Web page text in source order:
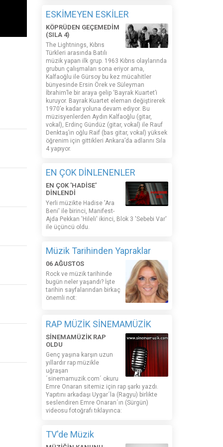
ESKİMEYEN ESKİLER
KÖPRÜDEN GEÇEMEDİM
(SILA 4)
The Lightnings, Kıbrıs
Türkleri arasında Batılı
müzik yapan ilk grup. 1963 Kıbrıs olaylarında
grubun çalışmaları sona eriyor ama,
Kalfaoğlu ile Gürsoy bu kez mücahitler
bünyesinde Ersin Örek ve Süleyman
İbrahim’le bir araya gelip ‘Bayrak Kuartet’i
kuruyor. Bayrak Kuartet eleman değiştirerek
1970’e kadar yoluna devam ediyor. Bu
müzisyenlerden Aydın Kalfaoğlu (gitar,
vokal), Erdinç Gündüz (gitar, vokal) ile Rauf
Denktaş’ın oğlu Raif (bas gitar, vokal) yüksek
öğrenim için gittikleri Ankara’da adlarını Sıla
4 yapıyor.
EN ÇOK DİNLENENLER
EN ÇOK 'HADİSE'
DİNLENDİ
Yerli müzikte Hadise 'Ara
Beni' ile birinci, Manifest-
Ajda Pekkan 'Hileli' ikinci, Blok 3 'Sebebi Var'
ile üçüncü oldu.
Müzik Tarihinden Yapraklar
06 AĞUSTOS
Rock ve müzik tarihinde
bugün neler yaşandı? İşte
tarihin sayfalarından birkaç
önemli not:
RAP MÜZİK SİNEMAMÜZİK
SİNEMAMÜZİK RAP
OLDU
Genç yaşına karşın uzun
yıllardır rap müzikle
uğraşan
´sinemamuzik.com´ okuru
Emre Onaran sitemiz için rap şarkı yazdı.
Yapıtını arkadaşı Uygar´la (Ragyu) birlikte
seslendiren Emre Onaran´ın (Sürgün)
videosu fotoğrafı tıklayınca:
TV'de Müzik